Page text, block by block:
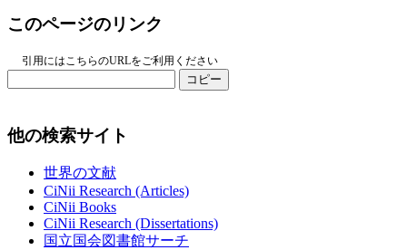
このページのリンク
引用にはこちらのURLをご利用ください
コピー
他の検索サイト
世界の文献
CiNii Research (Articles)
CiNii Books
CiNii Research (Dissertations)
国立国会図書館サーチ